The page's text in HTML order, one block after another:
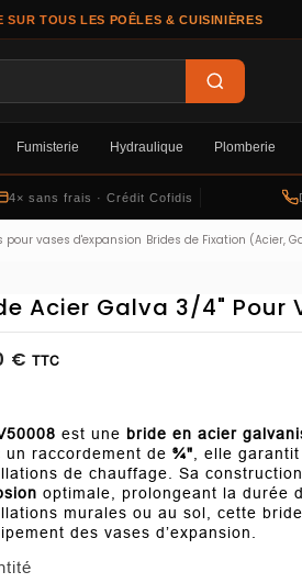
SUR TOUS LES POÊLES & CUISINIÈRES
Fumisterie Hydraulique Plomberie
4× sans frais · Crédit Cofidis
pour vases d'expansion Brides de Fixation (Acier,
Acier Galva 3/4" Pour
€ TTC
est une bride en acier
un raccordement de ¾" , elle
de chauffage. Sa
optimale, prolongeant la durée
murales ou au sol, cette
des vases d’expansion.